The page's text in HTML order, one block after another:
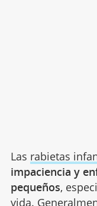
Las rabietas
impaciencia y
pequeños,
vida.